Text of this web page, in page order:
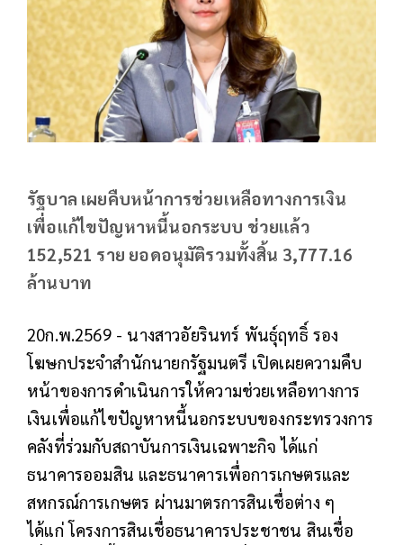
รัฐบาล เผยคืบหน้าการช่วยเหลือทางการเงิน
เพื่อแก้ไขปัญหาหนี้นอกระบบ ช่วยแล้ว
152,521 ราย ยอดอนุมัติรวมทั้งสิ้น 3,777.16
ล้านบาท
20ก.พ.2569 - นางสาวอัยรินทร์ พันธุ์ฤทธิ์ รอง
โฆษกประจำสำนักนายกรัฐมนตรี เปิดเผยความคืบ
หน้าของการดำเนินการให้ความช่วยเหลือทางการ
เงินเพื่อแก้ไขปัญหาหนี้นอกระบบของกระทรวงการ
คลังที่ร่วมกับสถาบันการเงินเฉพาะกิจ ได้แก่
ธนาคารออมสิน และธนาคารเพื่อการเกษตรและ
สหกรณ์การเกษตร ผ่านมาตรการสินเชื่อต่าง ๆ
ได้แก่ โครงการสินเชื่อธนาคารประชาชน สินเชื่อ